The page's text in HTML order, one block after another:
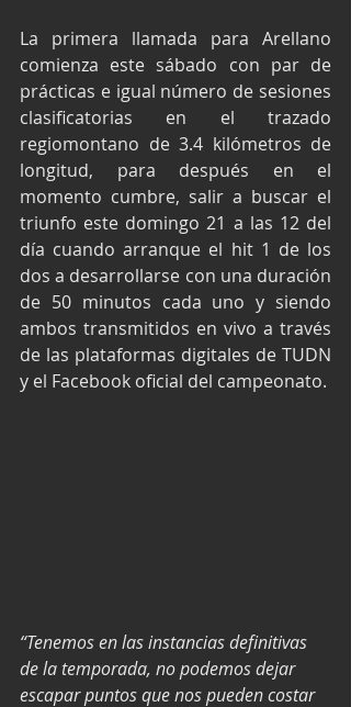
La primera llamada para Arellano
comienza este sábado con par de
prácticas e igual número de sesiones
clasificatorias en el trazado
regiomontano de 3.4 kilómetros de
longitud, para después en el
momento cumbre, salir a buscar el
triunfo este domingo 21 a las 12 del
día cuando arranque el hit 1 de los
dos a desarrollarse con una duración
de 50 minutos cada uno y siendo
ambos transmitidos en vivo a través
de las plataformas digitales de TUDN
y el Facebook oficial del campeonato.
“Tenemos en las instancias definitivas
de la temporada, no podemos dejar
escapar puntos que nos pueden costar